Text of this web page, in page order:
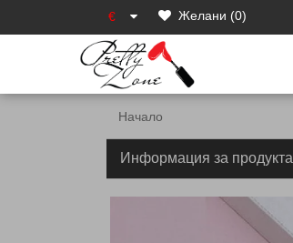
€ Желани (0)
Начало
Информация за продукта